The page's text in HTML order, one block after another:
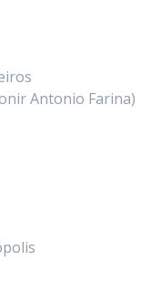
Antonio Farina)